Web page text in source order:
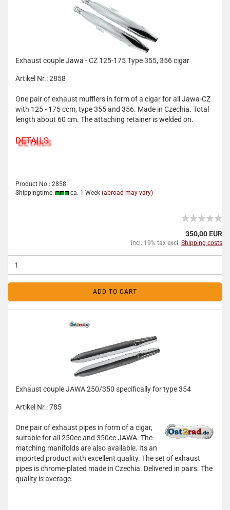
Exhaust couple Jawa - CZ 125-175 Type 355, 356 cigar
Artikel Nr.: 2858
One pair of exhaust mufflers in form of a cigar for all Jawa-CZ
with 125 - 175 ccm, type 355 and 356. Made in Czechia. Total
length about 60 cm. The attaching retainer is welded on.
DETAILS
Product No.: 2858
Shippingtime:
ca. 1 Week (abroad may vary)
350,00 EUR
incl. 19% tax excl. Shipping costs
ADD TO CART
Exhaust couple JAWA 250/350 specifically for type 354
Artikel Nr.: 785
One pair of exhaust pipes in form of a cigar,
suitable for all 250cc and 350cc JAWA. The
matching manifolds are also available. Its an
imported product with excellent quality. The set of exhaust
pipes is chrome-plated made in Czechia. Delivered in pairs. The
quality is average.